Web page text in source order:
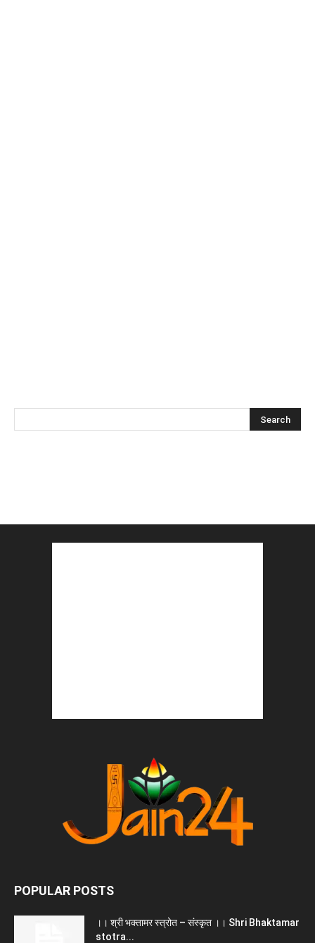
POPULAR POSTS
।। श्री भक्तामर स्त्रोत – संस्कृत ।। Shri Bhaktamar
stotra...